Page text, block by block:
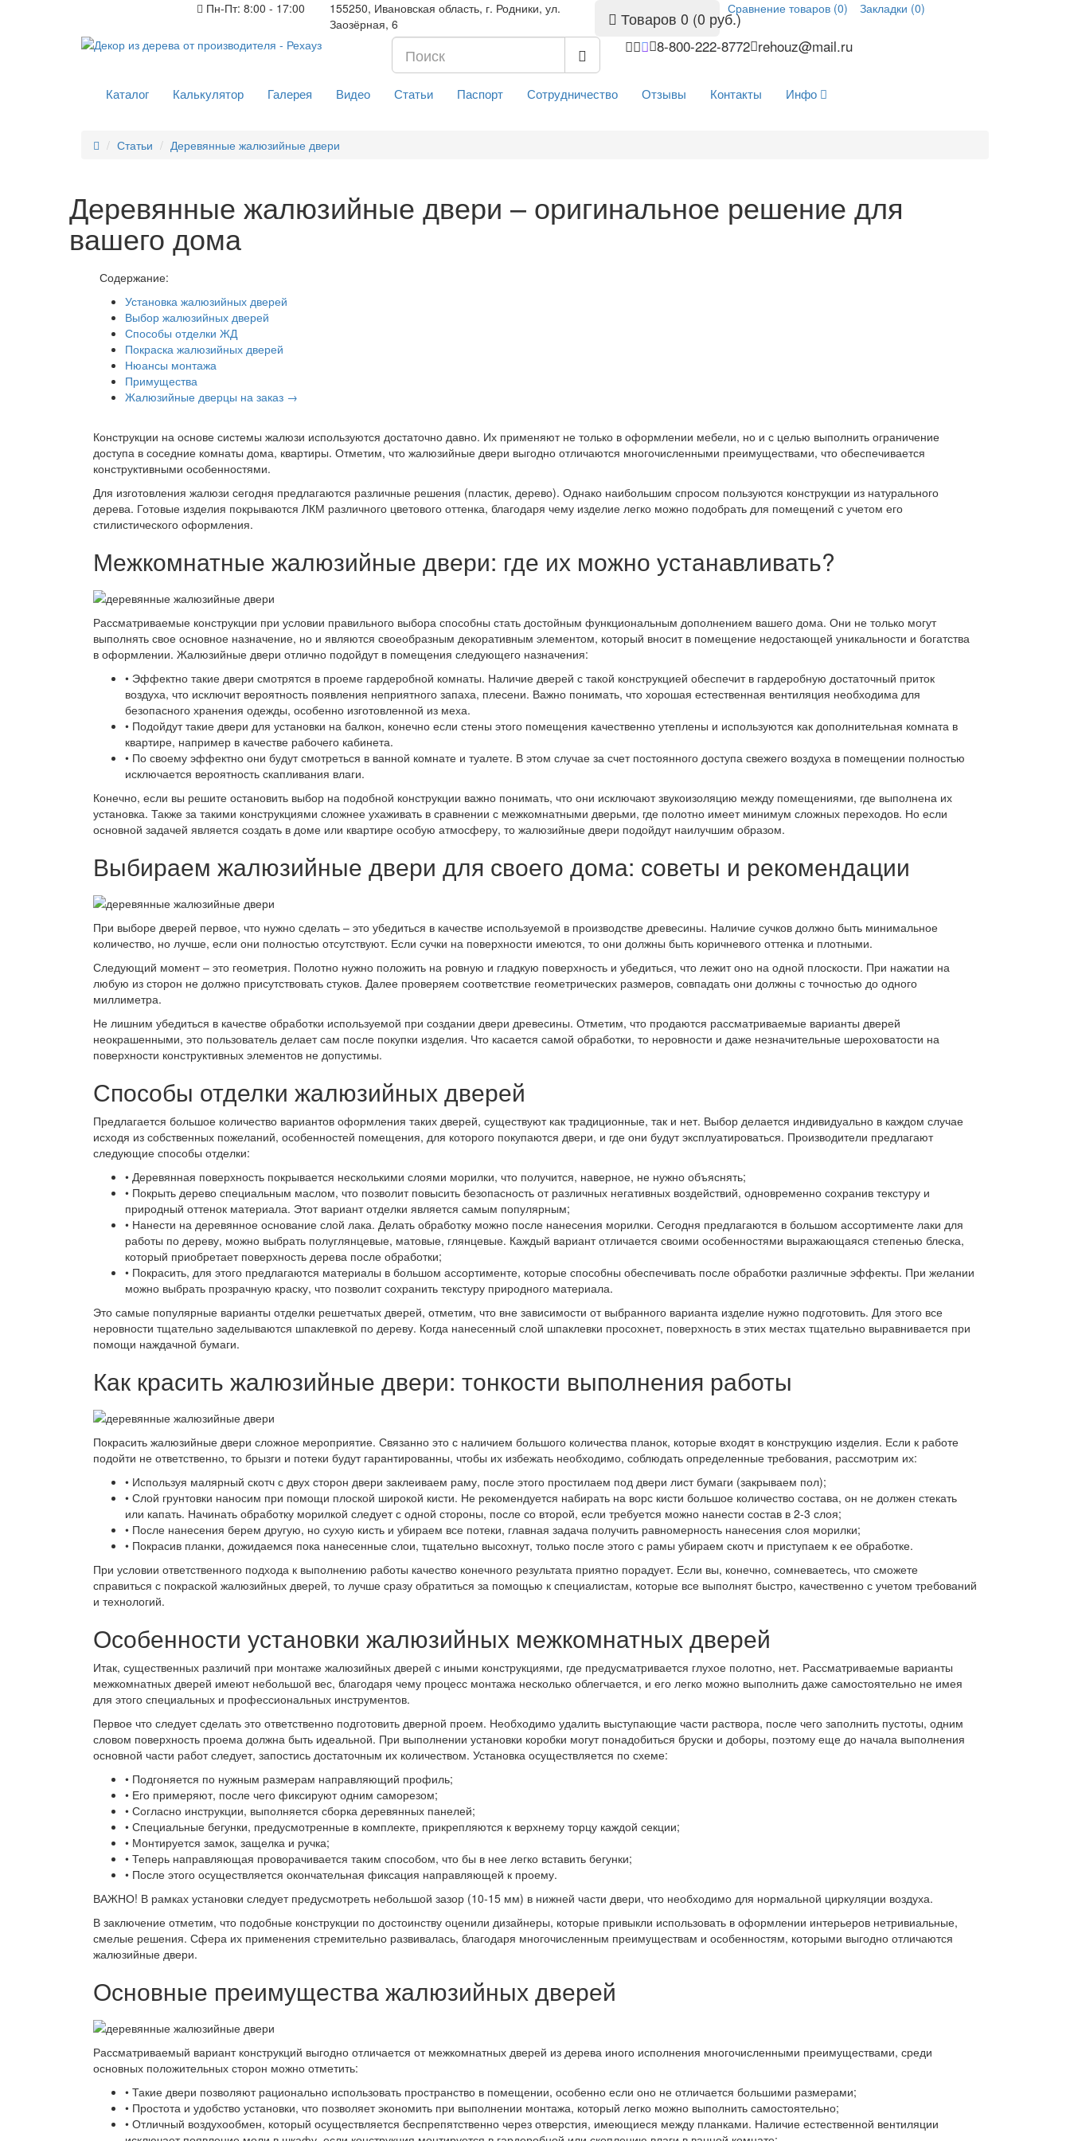
Пн-Пт: 8:00 - 17:00
155250, Ивановская область, г. Родники, ул.
Заозёрная, 6
Товаров 0 (0 руб.)Сравнение товаров (0) Закладки (0)
8-800-222-8772 rehouz@mail.ru
Каталог Калькулятор Галерея Видео Статьи Паспорт Сотрудничество Отзывы Контакты Инфо
Статьи Деревянные жалюзийные двери
Деревянные жалюзийные двери – оригинальное решение для
вашего дома
Содержание:
Установка жалюзийных дверей
Выбор жалюзийных дверей
Способы отделки ЖД
Покраска жалюзийных дверей
Нюансы монтажа
Примущества
Жалюзийные дверцы на заказ →
Конструкции на основе системы жалюзи используются достаточно давно. Их применяют не только в оформлении мебели, но и с целью выполнить ограничение
доступа в соседние комнаты дома, квартиры. Отметим, что жалюзийные двери выгодно отличаются многочисленными преимуществами, что обеспечивается
конструктивными особенностями.
Для изготовления жалюзи сегодня предлагаются различные решения (пластик, дерево). Однако наибольшим спросом пользуются конструкции из натурального
дерева. Готовые изделия покрываются ЛКМ различного цветового оттенка, благодаря чему изделие легко можно подобрать для помещений с учетом его
стилистического оформления.
Межкомнатные жалюзийные двери: где их можно устанавливать?
Рассматриваемые конструкции при условии правильного выбора способны стать достойным функциональным дополнением вашего дома. Они не только могут
выполнять свое основное назначение, но и являются своеобразным декоративным элементом, который вносит в помещение недостающей уникальности и богатства
в оформлении. Жалюзийные двери отлично подойдут в помещения следующего назначения:
• Эффектно такие двери смотрятся в проеме гардеробной комнаты. Наличие дверей с такой конструкцией обеспечит в гардеробную достаточный приток
воздуха, что исключит вероятность появления неприятного запаха, плесени. Важно понимать, что хорошая естественная вентиляция необходима для
безопасного хранения одежды, особенно изготовленной из меха.
• Подойдут такие двери для установки на балкон, конечно если стены этого помещения качественно утеплены и используются как дополнительная комната в
квартире, например в качестве рабочего кабинета.
• По своему эффектно они будут смотреться в ванной комнате и туалете. В этом случае за счет постоянного доступа свежего воздуха в помещении полностью
исключается вероятность скапливания влаги.
Конечно, если вы решите остановить выбор на подобной конструкции важно понимать, что они исключают звукоизоляцию между помещениями, где выполнена их
установка. Также за такими конструкциями сложнее ухаживать в сравнении с межкомнатными дверьми, где полотно имеет минимум сложных переходов. Но если
основной задачей является создать в доме или квартире особую атмосферу, то жалюзийные двери подойдут наилучшим образом.
Выбираем жалюзийные двери для своего дома: советы и рекомендации
При выборе дверей первое, что нужно сделать – это убедиться в качестве используемой в производстве древесины. Наличие сучков должно быть минимальное
количество, но лучше, если они полностью отсутствуют. Если сучки на поверхности имеются, то они должны быть коричневого оттенка и плотными.
Следующий момент – это геометрия. Полотно нужно положить на ровную и гладкую поверхность и убедиться, что лежит оно на одной плоскости. При нажатии на
любую из сторон не должно присутствовать стуков. Далее проверяем соответствие геометрических размеров, совпадать они должны с точностью до одного
миллиметра.
Не лишним убедиться в качестве обработки используемой при создании двери древесины. Отметим, что продаются рассматриваемые варианты дверей
неокрашенными, это пользователь делает сам после покупки изделия. Что касается самой обработки, то неровности и даже незначительные шероховатости на
поверхности конструктивных элементов не допустимы.
Способы отделки жалюзийных дверей
Предлагается большое количество вариантов оформления таких дверей, существуют как традиционные, так и нет. Выбор делается индивидуально в каждом случае
исходя из собственных пожеланий, особенностей помещения, для которого покупаются двери, и где они будут эксплуатироваться. Производители предлагают
следующие способы отделки:
• Деревянная поверхность покрывается несколькими слоями морилки, что получится, наверное, не нужно объяснять;
• Покрыть дерево специальным маслом, что позволит повысить безопасность от различных негативных воздействий, одновременно сохранив текстуру и
природный оттенок материала. Этот вариант отделки является самым популярным;
• Нанести на деревянное основание слой лака. Делать обработку можно после нанесения морилки. Сегодня предлагаются в большом ассортименте лаки для
работы по дереву, можно выбрать полуглянцевые, матовые, глянцевые. Каждый вариант отличается своими особенностями выражающаяся степенью блеска,
который приобретает поверхность дерева после обработки;
• Покрасить, для этого предлагаются материалы в большом ассортименте, которые способны обеспечивать после обработки различные эффекты. При желании
можно выбрать прозрачную краску, что позволит сохранить текстуру природного материала.
Это самые популярные варианты отделки решетчатых дверей, отметим, что вне зависимости от выбранного варианта изделие нужно подготовить. Для этого все
неровности тщательно заделываются шпаклевкой по дереву. Когда нанесенный слой шпаклевки просохнет, поверхность в этих местах тщательно выравнивается при
помощи наждачной бумаги.
Как красить жалюзийные двери: тонкости выполнения работы
Покрасить жалюзийные двери сложное мероприятие. Связанно это с наличием большого количества планок, которые входят в конструкцию изделия. Если к работе
подойти не ответственно, то брызги и потеки будут гарантированны, чтобы их избежать необходимо, соблюдать определенные требования, рассмотрим их:
• Используя малярный скотч с двух сторон двери заклеиваем раму, после этого простилаем под двери лист бумаги (закрываем пол);
• Слой грунтовки наносим при помощи плоской широкой кисти. Не рекомендуется набирать на ворс кисти большое количество состава, он не должен стекать
или капать. Начинать обработку морилкой следует с одной стороны, после со второй, если требуется можно нанести состав в 2-3 слоя;
• После нанесения берем другую, но сухую кисть и убираем все потеки, главная задача получить равномерность нанесения слоя морилки;
• Покрасив планки, дожидаемся пока нанесенные слои, тщательно высохнут, только после этого с рамы убираем скотч и приступаем к ее обработке.
При условии ответственного подхода к выполнению работы качество конечного результата приятно порадует. Если вы, конечно, сомневаетесь, что сможете
справиться с покраской жалюзийных дверей, то лучше сразу обратиться за помощью к специалистам, которые все выполнят быстро, качественно с учетом требований
и технологий.
Особенности установки жалюзийных межкомнатных дверей
Итак, существенных различий при монтаже жалюзийных дверей с иными конструкциями, где предусматривается глухое полотно, нет. Рассматриваемые варианты
межкомнатных дверей имеют небольшой вес, благодаря чему процесс монтажа несколько облегчается, и его легко можно выполнить даже самостоятельно не имея
для этого специальных и профессиональных инструментов.
Первое что следует сделать это ответственно подготовить дверной проем. Необходимо удалить выступающие части раствора, после чего заполнить пустоты, одним
словом поверхность проема должна быть идеальной. При выполнении установки коробки могут понадобиться бруски и доборы, поэтому еще до начала выполнения
основной части работ следует, запостись достаточным их количеством. Установка осуществляется по схеме:
• Подгоняется по нужным размерам направляющий профиль;
• Его примеряют, после чего фиксируют одним саморезом;
• Согласно инструкции, выполняется сборка деревянных панелей;
• Специальные бегунки, предусмотренные в комплекте, прикрепляются к верхнему торцу каждой секции;
• Монтируется замок, защелка и ручка;
• Теперь направляющая проворачивается таким способом, что бы в нее легко вставить бегунки;
• После этого осуществляется окончательная фиксация направляющей к проему.
ВАЖНО! В рамках установки следует предусмотреть небольшой зазор (10-15 мм) в нижней части двери, что необходимо для нормальной циркуляции воздуха.
В заключение отметим, что подобные конструкции по достоинству оценили дизайнеры, которые привыкли использовать в оформлении интерьеров нетривиальные,
смелые решения. Сфера их применения стремительно развивалась, благодаря многочисленным преимуществам и особенностям, которыми выгодно отличаются
жалюзийные двери.
Основные преимущества жалюзийных дверей
Рассматриваемый вариант конструкций выгодно отличается от межкомнатных дверей из дерева иного исполнения многочисленными преимуществами, среди
основных положительных сторон можно отметить:
• Такие двери позволяют рационально использовать пространство в помещении, особенно если оно не отличается большими размерами;
• Простота и удобство установки, что позволяет экономить при выполнении монтажа, который легко можно выполнить самостоятельно;
• Отличный воздухообмен, который осуществляется беспрепятственно через отверстия, имеющиеся между планками. Наличие естественной вентиляции